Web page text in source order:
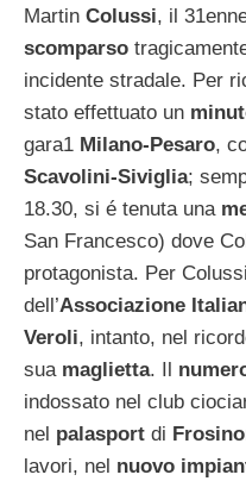
Martin Colussi, il
scomparso
incidente stradale. Per
stato effettuato un
gara1 Milano-Pesaro,
Scavolini-Siviglia;
18.30, si é tenuta una
San Francesco) dove
protagonista. Per
dell’Associazione
Veroli, intanto, nel
sua maglietta. Il
indossato nel club
nel palasport di
lavori, nel nuovo